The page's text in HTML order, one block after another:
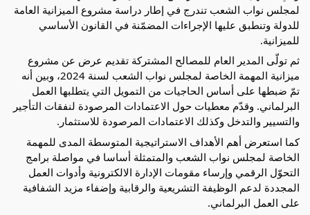
لمجلس نواب الشعب تندرج في إطار دراسة مشروع الميزانية العامة
للدولة وتنطبق عليها الإجراءات المضمّنة في القانون الأساسي
للميزانية.
ثم تولّى المدير العام للمصالح المشتركة تقديم عرض عن مشروع
ميزانية المهمة الخاصة لمجلس نواب الشعب لسنة 2024، وبين أنه
تمّ ضبطها على أساس الحاجيات من التمويل التي يتطلبها العمل
البرلماني. وقدّم معطيات حول الاعتمادات المرصودة لنفقات التأجير
والتسيير والتدخل وكذلك الاعتمادات المرصودة للاستثمار.
كما استعرض أهم الأهداف الاستراتيجية المتوسطة المدى للمهمة
الخاصة لمجلس نواب الشعب والمتمثلة أساسا في مواصلة برامج
التحوّل الرقمي وإرساء مقومات الإدارة الالكترونية وأدوات العمل
المجددة لدعم الوظيفة التشريعية والرقابية وإضفاء مزيد الشفافية
على العمل البرلماني.